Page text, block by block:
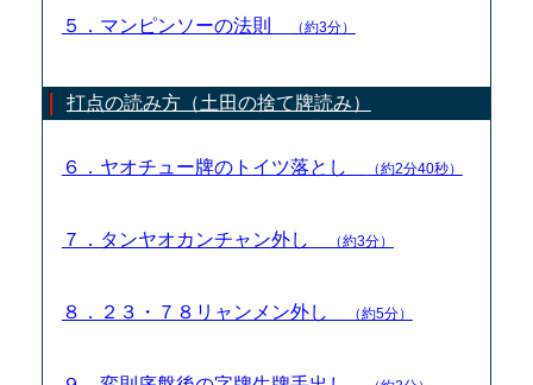
５．マンピンソーの法則 （約3分）
打点の読み方（土田の捨て牌読み）
６．ヤオチュー牌のトイツ落とし （約2分40秒）
７．タンヤオカンチャン外し （約3分）
８．２３・７８リャンメン外し （約5分）